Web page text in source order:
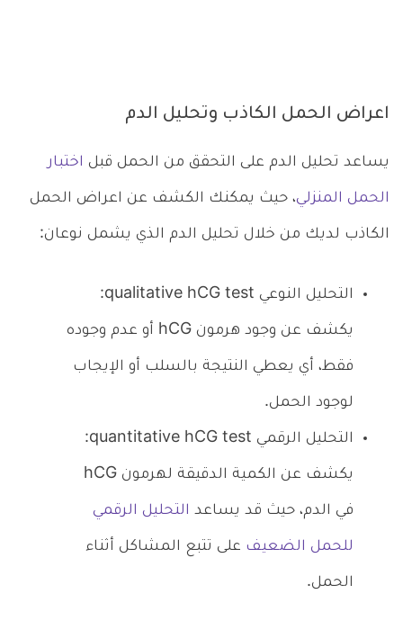
اعراض الحمل الكاذب وتحليل الدم
يساعد تحليل الدم على التحقق من الحمل قبل اختبار
الحمل المنزلي، حيث يمكنك الكشف عن اعراض الحمل
الكاذب لديك من خلال تحليل الدم الذي يشمل نوعان:
التحليل النوعي qualitative hCG test:
يكشف عن وجود هرمون hCG أو عدم وجوده
فقط، أي يعطي النتيجة بالسلب أو الإيجاب
لوجود الحمل.
التحليل الرقمي quantitative hCG test:
يكشف عن الكمية الدقيقة لهرمون hCG
في الدم، حيث قد يساعد التحليل الرقمي
للحمل الضعيف على تتبع المشاكل أثناء
الحمل.